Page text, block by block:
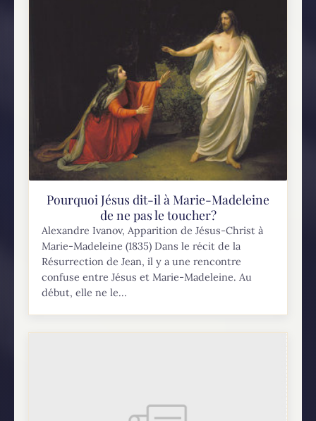
13, 22-30) 22Et il passait par les villes et bourgs,
Jérusalem. 23quelqu'un lui dit : " Seigneur, n'y
Pourquoi Jésus dit-il à Marie-Madeleine
de ne pas le toucher?
Alexandre Ivanov, Apparition de Jésus-Christ à
Marie-Madeleine (1835) Dans le récit de la
Résurrection de Jean, il y a une rencontre
confuse entre Jésus et Marie-Madeleine. Au
début, elle ne le...